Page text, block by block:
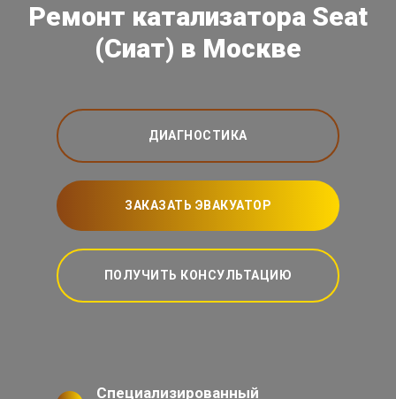
Ремонт катализатора Seat
(Сиат) в Москве
ДИАГНОСТИКА
ЗАКАЗАТЬ ЭВАКУАТОР
ПОЛУЧИТЬ КОНСУЛЬТАЦИЮ
Специализированный